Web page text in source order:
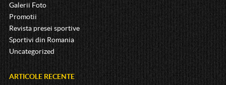
Galerii Foto
Promotii
Revista presei sportive
Sportivi din Romania
Uncategorized
ARTICOLE RECENTE